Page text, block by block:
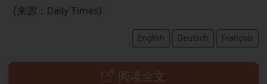
(来源：Daily Times)
English Deutsch Français
阅读全文